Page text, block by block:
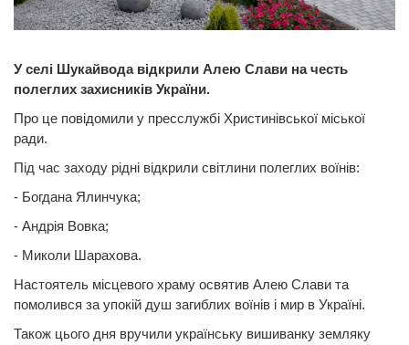
У селі Шукайвода відкрили Алею Слави на честь
полеглих захисників України.
Про це повідомили у пресслужбі Христинівської міської
ради.
Під час заходу рідні відкрили світлини полеглих воїнів:
- Богдана Ялинчука;
- Андрія Вовка;
- Миколи Шарахова.
Настоятель місцевого храму освятив Алею Слави та
помолився за упокій душ загиблих воїнів і мир в Україні.
Також цього дня вручили українську вишиванку земляку